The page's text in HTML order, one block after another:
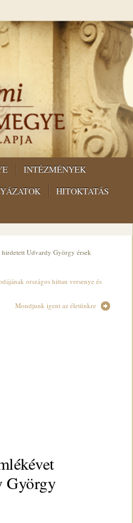
INTÉZMÉNYEK
HITOKTATÁS
Udvardy György érsek
országos hittan versenye és
Mondjunk igent az életünkre
György